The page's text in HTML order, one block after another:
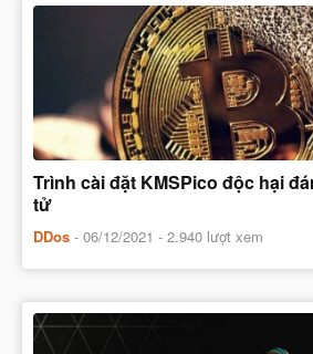
Trình cài đặt KMSPico độc hại
tử
DDos - 06/12/2021 - 2.940 lượt xem